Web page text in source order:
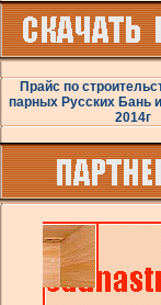
Прайс по
парных Русских Бань
2014г